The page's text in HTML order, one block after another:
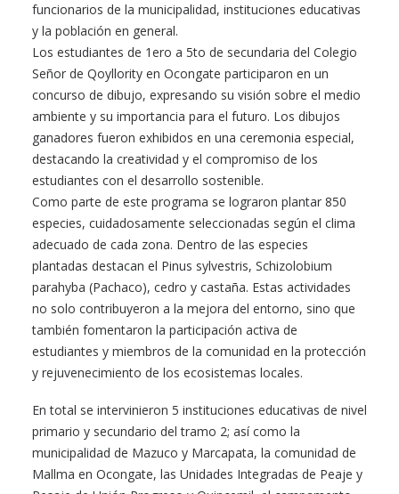
funcionarios de la municipalidad, instituciones educativas
y la población en general.
Los estudiantes de 1ero a 5to de secundaria del Colegio
Señor de Qoyllority en Ocongate participaron en un
concurso de dibujo, expresando su visión sobre el medio
ambiente y su importancia para el futuro. Los dibujos
ganadores fueron exhibidos en una ceremonia especial,
destacando la creatividad y el compromiso de los
estudiantes con el desarrollo sostenible.
Como parte de este programa se lograron plantar 850
especies, cuidadosamente seleccionadas según el clima
adecuado de cada zona. Dentro de las especies
plantadas destacan el Pinus sylvestris, Schizolobium
parahyba (Pachaco), cedro y castaña. Estas actividades
no solo contribuyeron a la mejora del entorno, sino que
también fomentaron la participación activa de
estudiantes y miembros de la comunidad en la protección
y rejuvenecimiento de los ecosistemas locales.
En total se intervinieron 5 instituciones educativas de nivel
primario y secundario del tramo 2; así como la
municipalidad de Mazuco y Marcapata, la comunidad de
Mallma en Ocongate, las Unidades Integradas de Peaje y